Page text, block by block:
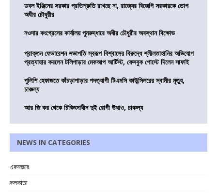
ডবল ইঞ্জিনের সরকার প্রতিশ্রুতি রাখছে না, রাজ্যের বিজেপি সরকারকে তোপ
অধীর চৌধুরীর
নওদার কংগ্রেসের কার্যালয় পুনরুদ্ধারে অধীর চৌধুরীর অবস্থান বিক্ষোভ
প্রাক্তন ফেডারেশন সভাপতি স্বরূপ বিশ্বাসের বিরুদ্ধে শ্লীলতাহানির অভিযোগ
প্রত্যাহার করলেন টলিপাড়ার মেকআপ আর্টিস্ট, ফেসবুক পোস্টে দিলেন সাফাই
পুলিশি হেফাজতে কাঁচড়াপাড়ার পদত্যাগী টিএমসি কাউন্সিলরের স্বামীর মৃত্যু,
চাঞ্চল্য
আর জি কর থেকে চিকিৎসাধীন দুই রোগী উধাও, চাঞ্চল্য
NEWS IN CATEGORIES
একনজরে
কলকাতা